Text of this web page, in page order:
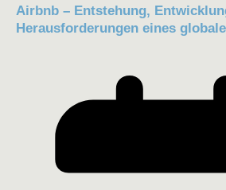
Airbnb – Entstehung,
Herausforderungen eines